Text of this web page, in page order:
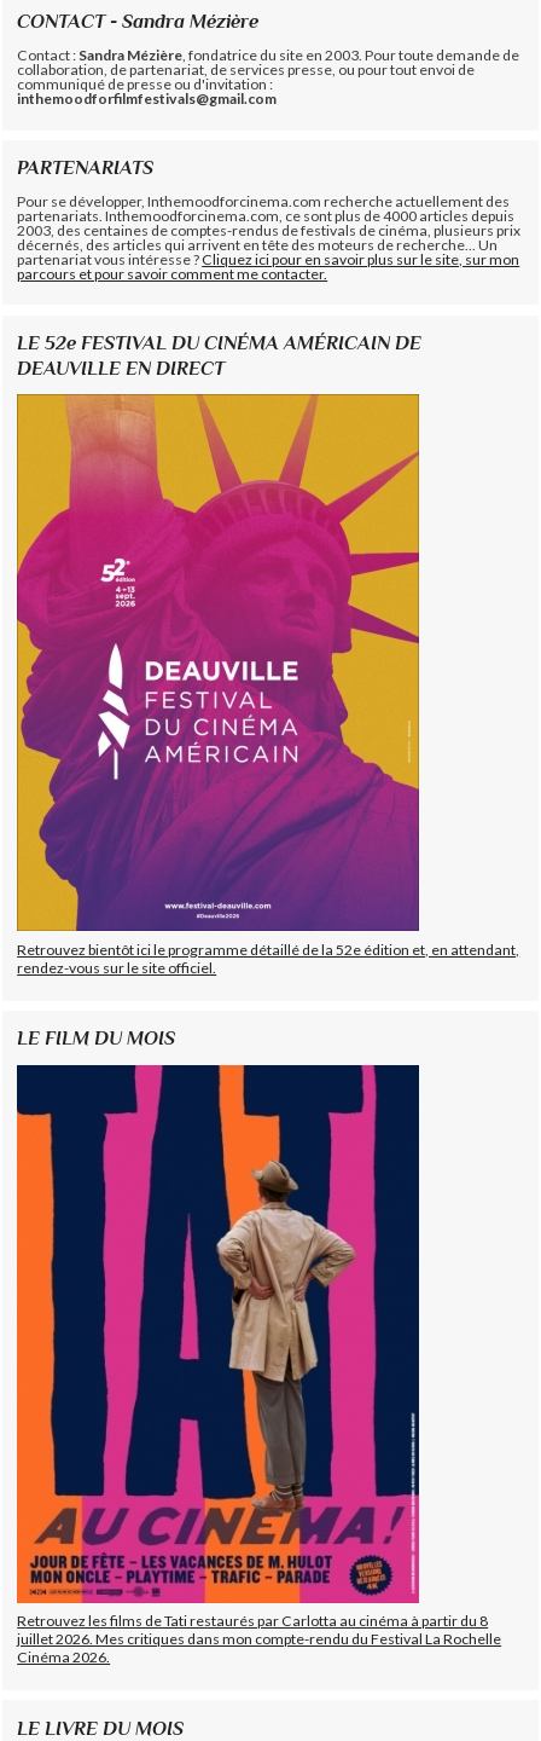
CONTACT - Sandra Mézière
Contact : Sandra Mézière , fondatrice du site en 2003. Pour toute demande de
collaboration, de partenariat, de services presse, ou pour tout envoi de
communiqué de presse ou d'invitation :
inthemoodforfilmfestivals@gmail.com
PARTENARIATS
Pour se développer, Inthemoodforcinema.com recherche actuellement des
partenariats. Inthemoodforcinema.com, ce sont plus de 4000 articles depuis
2003, des centaines de comptes-rendus de festivals de cinéma, plusieurs prix
décernés, des articles qui arrivent en tête des moteurs de recherche... Un
partenariat vous intéresse ?Cliquez ici pour en savoir plus sur le site, sur mon
parcours et pour savoir comment me contacter.
LE 52e FESTIVAL DU CINÉMA AMÉRICAIN DE
DEAUVILLE EN DIRECT
Retrouvez bientôt ici le programme détaillé de la 52e édition et, en attendant,
rendez-vous sur le site officiel.
LE FILM DU MOIS
Retrouvez les films de Tati restaurés par Carlotta au cinéma à partir du 8
juillet 2026. Mes critiques dans mon compte-rendu du Festival La Rochelle
Cinéma 2026.
LE LIVRE DU MOIS